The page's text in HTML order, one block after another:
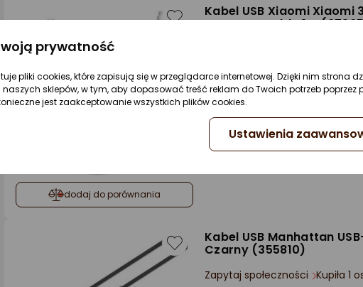
dodaj do porównania
Kabel USB Xiaomi Xiaomi
to USB-C Cable 1m
Złącze 1:USB-C
Złącze 2:USB-C
Długość kabla:
1 m
Kabel USB Manhattan
Czarny (355810)
Zapytaj społeczności Kupiła 1
prywatność
pliki cookies, które zapisują się w przeglądarce internetowej. Dzięki nim strona
sklepów, w tym, aby dopasować treść reklam do Twoich potrzeb
jest zaakceptowanie wszystkich plików cookies.
Ustawienia